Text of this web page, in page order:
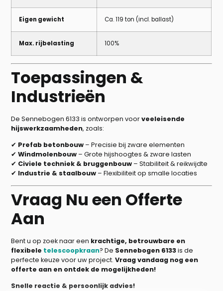
Eigen gewicht Ca. 119 ton (incl. ballast)
Max. rijbelasting 100%
Toepassingen &
Industrieën
De Sennebogen 6133 is ontworpen voorveeleisende
hijswerkzaamheden, zoals:
✔ Prefab betonbouw – Precisie bij zware elementen
✔Windmolenbouw – Grote hijshoogtes & zware lasten
✔ Civiele techniek & bruggenbouw – Stabiliteit & reikwijdte
✔ Industrie & staalbouw – Flexibiliteit op smalle locaties
Vraag Nu een Offerte
Aan
Bent u op zoek naar een krachtige, betrouwbare en
flexibele telescoopkraan? De Sennebogen 6133is de
perfecte keuze voor uw project.Vraag vandaag nog een
offerte aan en ontdek de mogelijkheden!
Snelle reactie & persoonlijk advies!